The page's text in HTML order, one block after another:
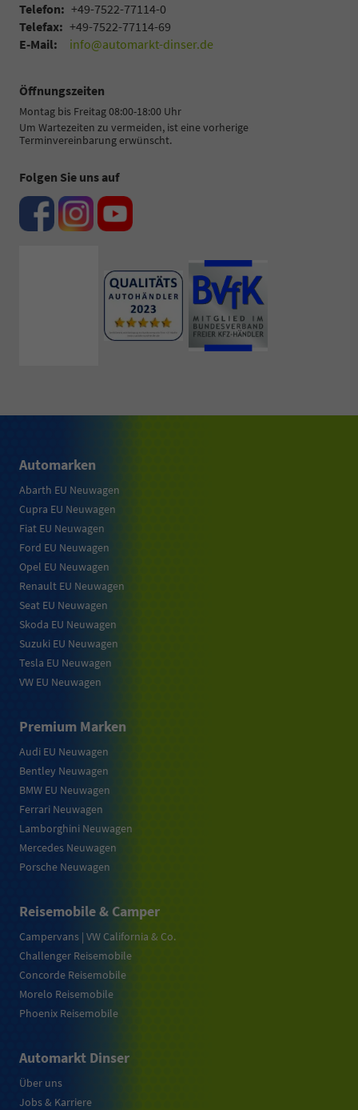
Telefon: +49-7522-77114-0
Telefax: +49-7522-77114-69
E-Mail:
info@automarkt-dinser.de
Öffnungszeiten
Montag bis Freitag 08:00-18:00 Uhr
Um Wartezeiten zu vermeiden, ist eine vorherige
Terminvereinbarung erwünscht.
Folgen Sie uns auf
Automarken
Abarth EU Neuwagen
Cupra EU Neuwagen
Fiat EU Neuwagen
Ford EU Neuwagen
Opel EU Neuwagen
Renault EU Neuwagen
Seat EU Neuwagen
Skoda EU Neuwagen
Suzuki EU Neuwagen
Tesla EU Neuwagen
VW EU Neuwagen
Premium Marken
Audi EU Neuwagen
Bentley Neuwagen
BMW EU Neuwagen
Ferrari Neuwagen
Lamborghini Neuwagen
Mercedes Neuwagen
Porsche Neuwagen
Reisemobile & Camper
Campervans | VW California & Co.
Challenger Reisemobile
Concorde Reisemobile
Morelo Reisemobile
Phoenix Reisemobile
Automarkt Dinser
Über uns
Jobs & Karriere